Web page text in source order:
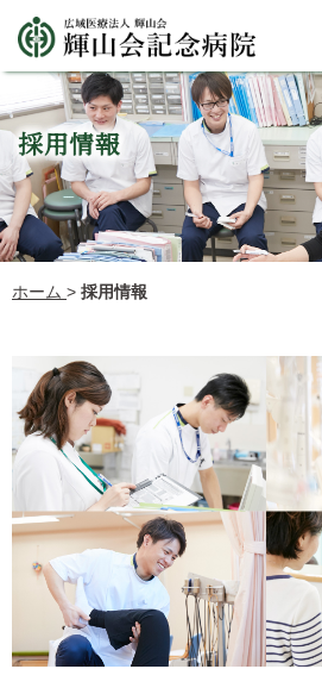
採用情報
ホーム > 採用情報